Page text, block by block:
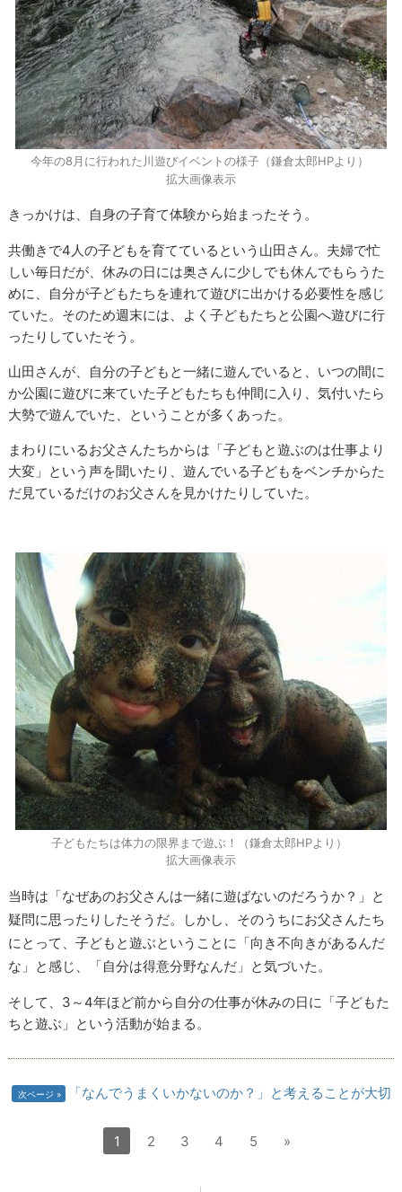
今年の8月に行われた川遊びイベントの様子（鎌倉太郎HPより）
拡大画像表示
きっかけは、自身の子育て体験から始まったそう。
共働きで4人の子どもを育てているという山田さん。夫婦で忙
しい毎日だが、休みの日には奥さんに少しでも休んでもらうた
めに、自分が子どもたちを連れて遊びに出かける必要性を感じ
ていた。そのため週末には、よく子どもたちと公園へ遊びに行
ったりしていたそう。
山田さんが、自分の子どもと一緒に遊んでいると、いつの間に
か公園に遊びに来ていた子どもたちも仲間に入り、気付いたら
大勢で遊んでいた、ということが多くあった。
まわりにいるお父さんたちからは「子どもと遊ぶのは仕事より
大変」という声を聞いたり、遊んでいる子どもをベンチからた
だ見ているだけのお父さんを見かけたりしていた。
子どもたちは体力の限界まで遊ぶ！（鎌倉太郎HPより）
拡大画像表示
当時は「なぜあのお父さんは一緒に遊ばないのだろうか？」と
疑問に思ったりしたそうだ。しかし、そのうちにお父さんたち
にとって、子どもと遊ぶということに「向き不向きがあるんだ
な」と感じ、「自分は得意分野なんだ」と気づいた。
そして、3～4年ほど前から自分の仕事が休みの日に「子どもた
ちと遊ぶ」という活動が始まる。
次ページ 「なんでうまくいかないのか？」と考えることが大切
1 2 3 4 5 »